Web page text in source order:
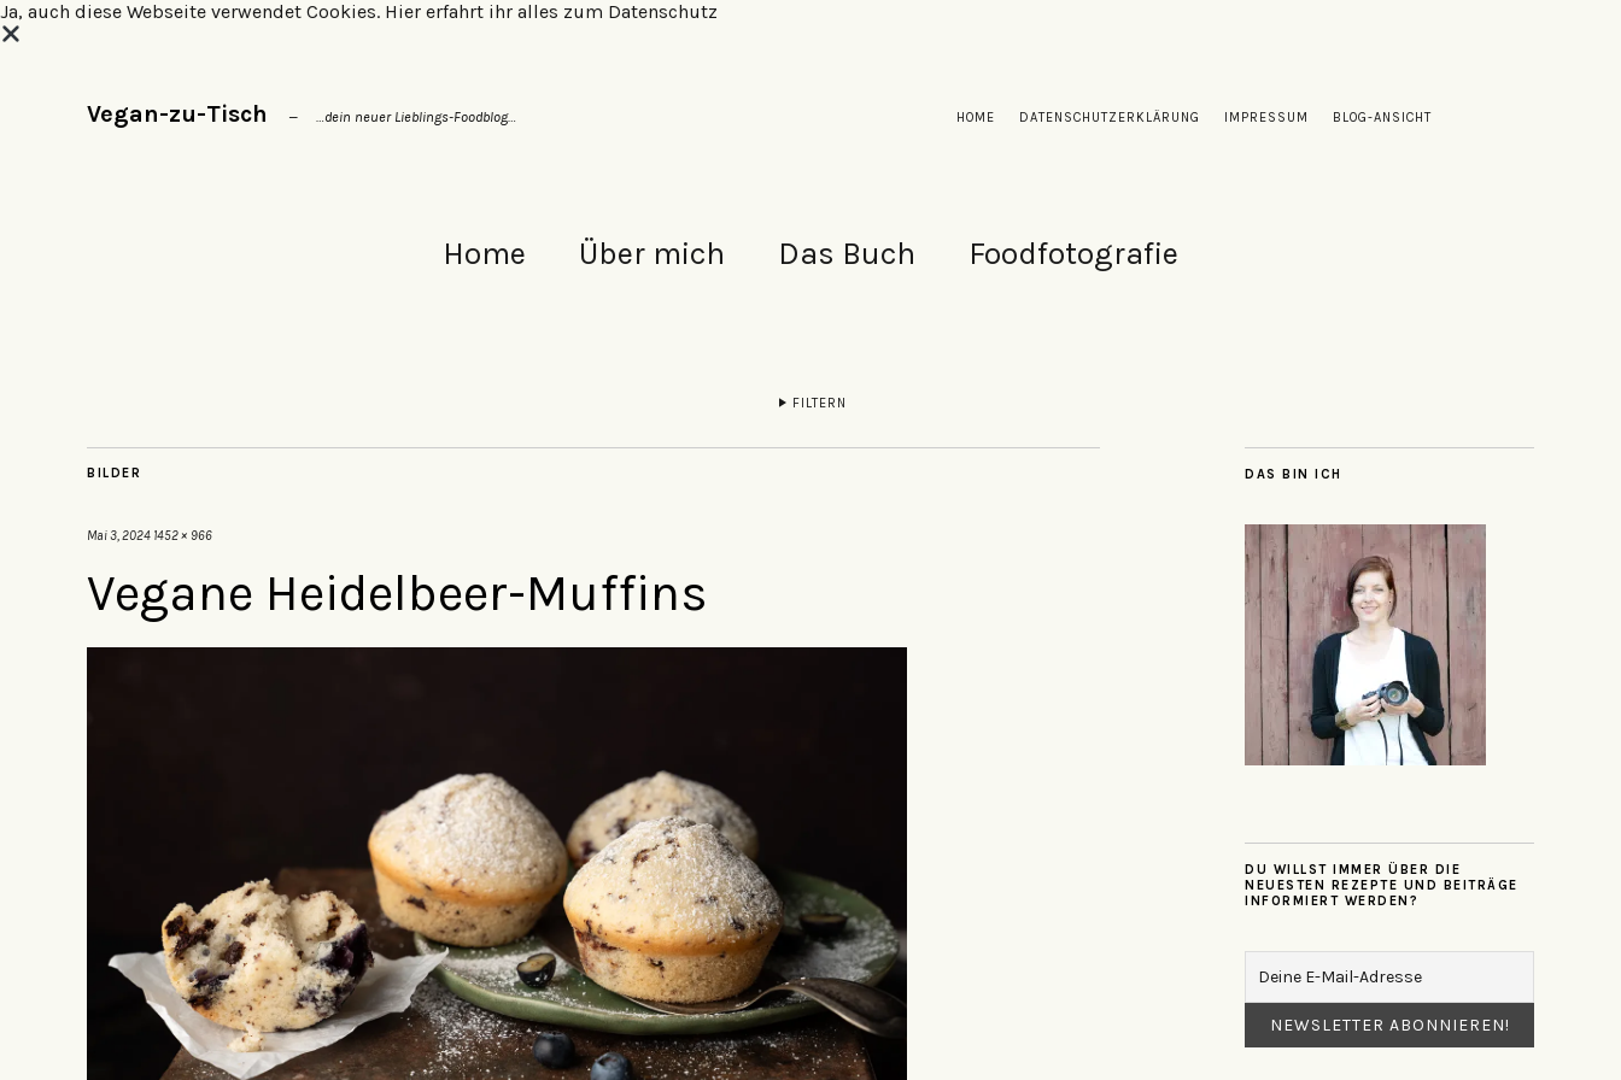
Ja, auch diese Webseite verwendet Cookies. Hier erfahrt ihr alles zum Datenschutz
HOME DATENSCHUTZERKLÄRUNG IMPRESSUM BLOG-ANSICHT
Vegan-zu-Tisch …dein neuer Lieblings-Foodblog…
Home Über mich Das Buch Foodfotografie
FILTERN
BILDER
Mai 3, 2024 1452 × 966
Vegane Heidelbeer-Muffins
DAS BIN ICH
DU WILLST IMMER ÜBER DIE
NEUESTEN REZEPTE UND BEITRÄGE
INFORMIERT WERDEN?